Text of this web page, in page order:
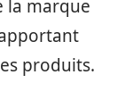
la marque
produits.